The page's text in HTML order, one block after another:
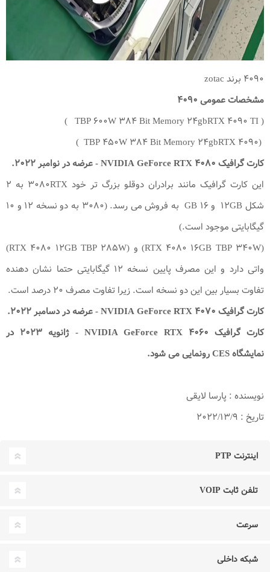
۴۰۹۰ برند zotac
مشخصات عمومی ۴۰۹۰
( TBP ۶۰۰W ۳۸۴ Bit Memory ۲۴gbRTX ۴۰۹۰ TI )
(TBP ۴۵۰W ۳۸۴ Bit Memory ۲۴gbRTX ۴۰۹۰ )
کارت گرافیک NVIDIA GeForce RTX ۴۰۸۰- عرضه در نوامبر ۲۰۲۲.
این کارت گرافیک مانند برادران دوقلو بزرگ تر خود ۳۰۸۰RTX به ۲
شکل ۱۲GB و ۱۶ GB به فروش می رسد. (۳۰۸۰ به دو نسخه ۱۲ و ۱۰
گیگابایتی موجود است.)
(RTX ۴۰۸۰ ۱۶GB TBP ۳۴۰W) و (RTX ۴۰۸۰ ۱۲GB TBP ۲۸۵W)
واتی دارد و این مصرف پایین نسخه ۱۲ گیگابایتی حتما نشان دهنده
تفاوت بسیار بین این دو نسخه است. زیرا تفاوت مصرف ۲۰ درصد است.
کارت گرافیک NVIDIA GeForce RTX ۴۰۷۰- عرضه در دسامبر ۲۰۲۲.
کارت گرافیک NVIDIA GeForce RTX ۴۰۶۰ - ژانویه۲۰۲۳ در
نمایشگاهCESرونمایی می شود.
نویسنده : پارسا لایقی
تاریخ : ۲۰۲۲/۱۳/۹
اینترنت PTP
تلفن ثابت VOIP
سرعت
شبکه داخلی